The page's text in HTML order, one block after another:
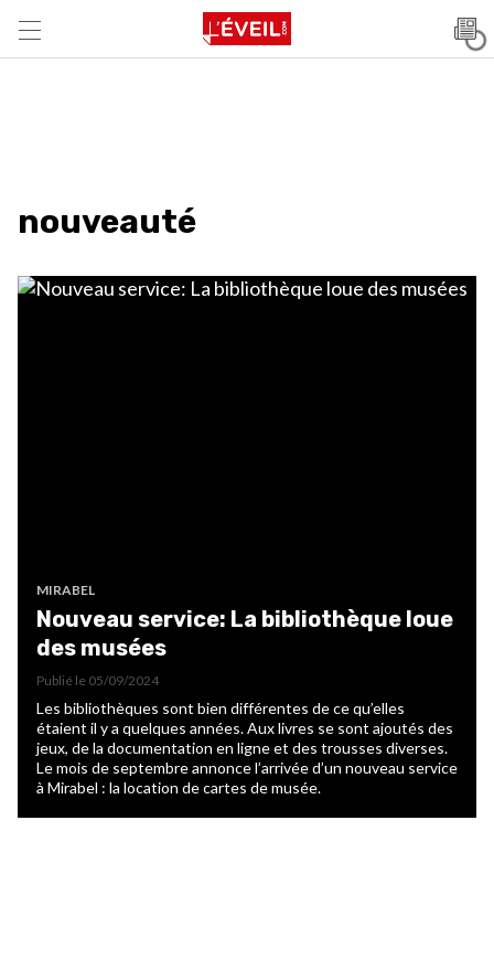
nouveauté
MIRABEL
Nouveau service: La bibliothèque loue
des musées
Publié le 05/09/2024
Les bibliothèques sont bien différentes de ce qu’elles
étaient il y a quelques années. Aux livres se sont ajoutés des
jeux, de la documentation en ligne et des trousses diverses.
Le mois de septembre annonce l’arrivée d’un nouveau service
à Mirabel : la location de cartes de musée.